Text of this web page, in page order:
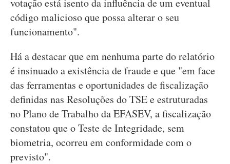
votação está isento da influência de um eventual
código malicioso que possa alterar o seu
funcionamento".
Há a destacar que em nenhuma parte do relatório
é insinuado a existência de fraude e que "em face
das ferramentas e oportunidades de fiscalização
definidas nas Resoluções do TSE e estruturadas
no Plano de Trabalho da EFASEV, a fiscalização
constatou que o Teste de Integridade, sem
biometria, ocorreu em conformidade com o
previsto".